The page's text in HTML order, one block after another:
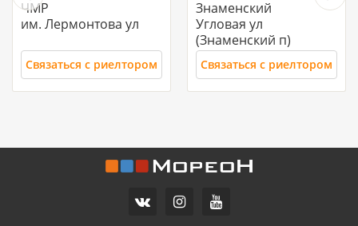
ЧМР
им. Лермонтова ул
Связаться с риелтором
Знаменский
Угловая ул
(Знаменский п)
Связаться с риелтором
10 500 000
Дом, 71 м2, 3 сот.